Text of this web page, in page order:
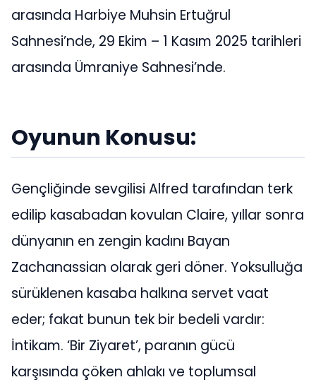
arasında Harbiye Muhsin Ertuğrul
Sahnesi’nde, 29 Ekim – 1 Kasım 2025 tarihleri
arasında Ümraniye Sahnesi’nde.
Oyunun Konusu:
Gençliğinde sevgilisi Alfred tarafından terk
edilip kasabadan kovulan Claire, yıllar sonra
dünyanın en zengin kadını Bayan
Zachanassian olarak geri döner. Yoksulluğa
sürüklenen kasaba halkına servet vaat
eder; fakat bunun tek bir bedeli vardır:
İntikam. ‘Bir Ziyaret’, paranın gücü
karşısında çöken ahlakı ve toplumsal